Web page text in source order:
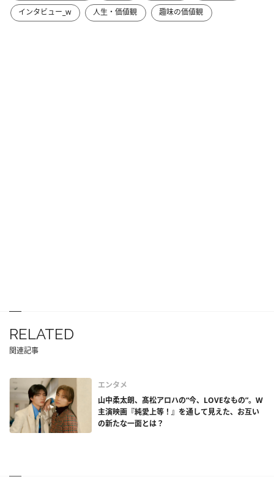
インタビュー_w
人生・価値観 趣味の価値観
RELATED
関連記事
エンタメ
山中柔太朗、髙松アロハの“今、LOVEなもの”。W
主演映画『純愛上等！』を通して見えた、お互い
の新たな一面とは？